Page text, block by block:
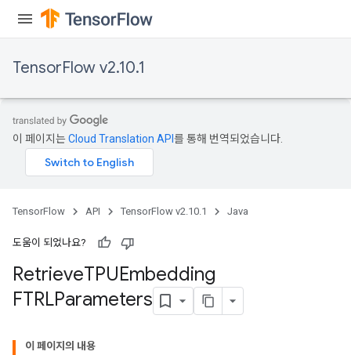
TensorFlow v2.10.1
이 페이지는Cloud Translation API 를 통해 번역되었습니다.
TensorFlow API TensorFlow v2.10.1 Java
도움이 되었나요?
RetrieveTPUEmbedding
FTRLParameters
이 페이지의 내용